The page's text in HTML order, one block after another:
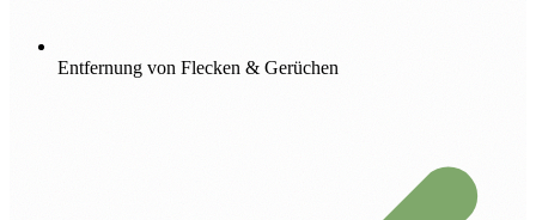
Entfernung von Flecken & Gerüchen